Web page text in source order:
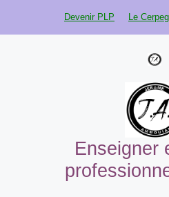
Devenir PLP Le Cerpeg
Enseigner